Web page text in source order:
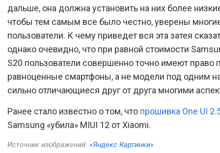
дальше, она должна установить на них более
чтобы тем самым все было честно, уверены
пользователи. К чему приведет вся эта затея
однако очевидно, что при равной стоимости
S20 пользователи совершенно точно имеют право
равноценные смартфоны, а не модели под одним
сильно отличающиеся друг от друга многими
Ранее стало известно о том, что прошивка One UI
Samsung «убила» MIUI 12 от Xiaomi.
Источник изображений: «Яндекс Картинки»